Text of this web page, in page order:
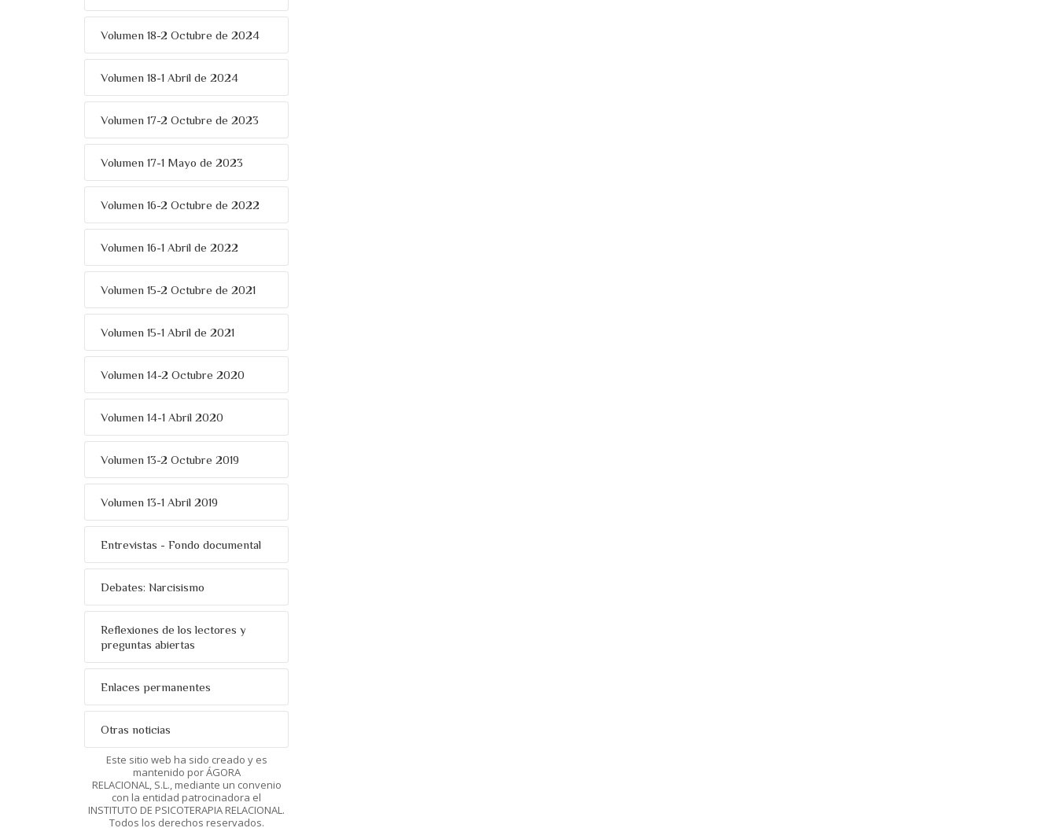
Volumen 18-2 Octubre de 2024
Volumen 18-1 Abril de 2024
Volumen 17-2 Octubre de 2023
Volumen 17-1 Mayo de 2023
Volumen 16-2 Octubre de 2022
Volumen 16-1 Abril de 2022
Volumen 15-2 Octubre de 2021
Volumen 15-1 Abril de 2021
Volumen 14-2 Octubre 2020
Volumen 14-1 Abril 2020
Volumen 13-2 Octubre 2019
Volumen 13-1 Abril 2019
Entrevistas - Fondo documental
Debates: Narcisismo
Reflexiones de los lectores y
preguntas abiertas
Enlaces permanentes
Otras noticias
Este sitio web ha sido creado y es
mantenido por ÁGORA
RELACIONAL, S.L., mediante un convenio
con la entidad patrocinadora el
INSTITUTO DE PSICOTERAPIA RELACIONAL.
Todos los derechos reservados.